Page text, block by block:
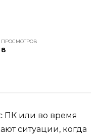
ПРОСМОТРОВ
8
ПК или во время
ситуации, когда